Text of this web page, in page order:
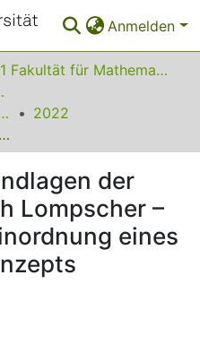
Anmelden
01 Fakultät für Mathematik
2022
Orientierungsgrundlagen der Lerntätigkeit nach Lompscher – Potenziale und Einordnung eines theoretischen Konzepts
der
Lompscher –
eines